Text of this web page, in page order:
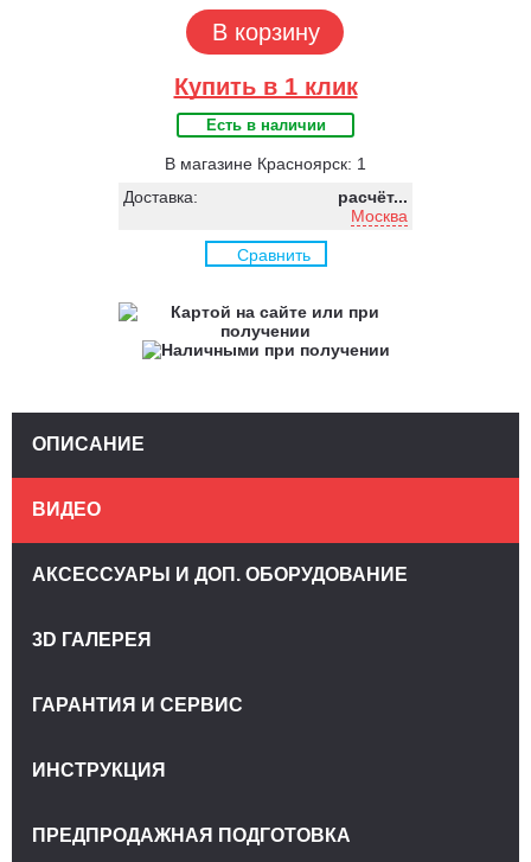
В корзину
Купить в 1 клик
Есть в наличии
В магазине Красноярск: 1
Доставка:
расчёт...
Москва
Сравнить
ОПИСАНИЕ
ВИДЕО
АКСЕССУАРЫ И ДОП. ОБОРУДОВАНИЕ
3D ГАЛЕРЕЯ
ГАРАНТИЯ И СЕРВИС
ИНСТРУКЦИЯ
ПРЕДПРОДАЖНАЯ ПОДГОТОВКА